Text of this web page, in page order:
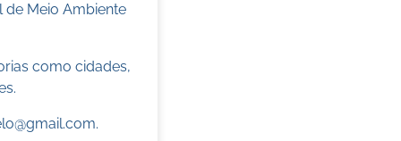
de Meio Ambiente
como cidades,
.